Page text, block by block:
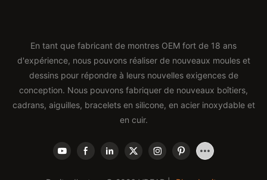
En tant que fabricant de montres OEM fort de 18 ans
d'expérience, nous pouvons réaliser de nouveaux moules et
dessins pour répondre à leurs nouvelles exigences de
conception. Nous pouvons fabriquer de nouveaux boîtiers,
cadrans, aiguilles, bracelets en silicone, en acier inoxydable et
en cuir.